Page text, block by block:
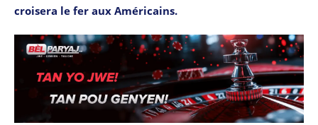
croisera le fer aux Américains.